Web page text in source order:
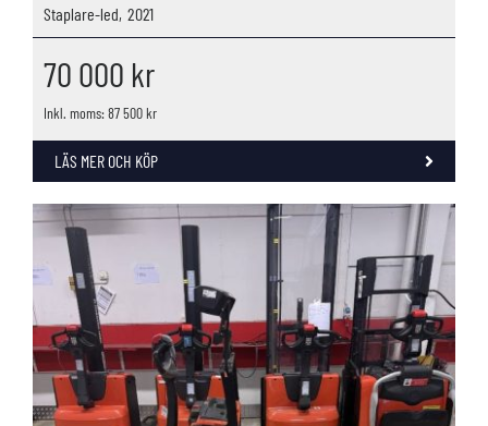
Staplare-led, 2021
70 000 kr
Inkl. moms: 87 500 kr
LÄS MER OCH KÖP